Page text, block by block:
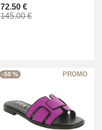
72.50 €
145.00 €
-50 %